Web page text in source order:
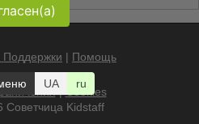
| Помощь
|Cookies
Kidstaff
UA ru